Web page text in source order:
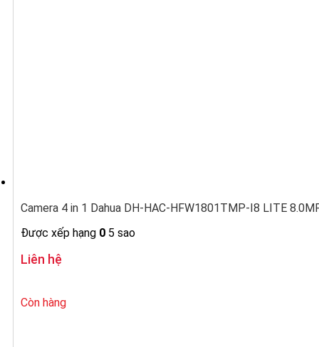
Camera 4 in 1 Dahua DH-HAC-HFW1801TMP-I8 LITE
Được xếp hạng 0 5 sao
Liên hệ
Còn hàng